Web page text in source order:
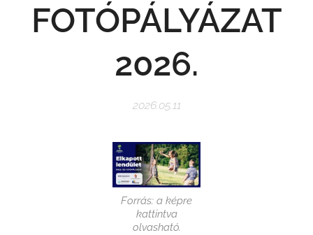
FOTÓPÁLYÁZAT
2026.
2026.05.11
Forrás: a képre
kattintva
olvasható.